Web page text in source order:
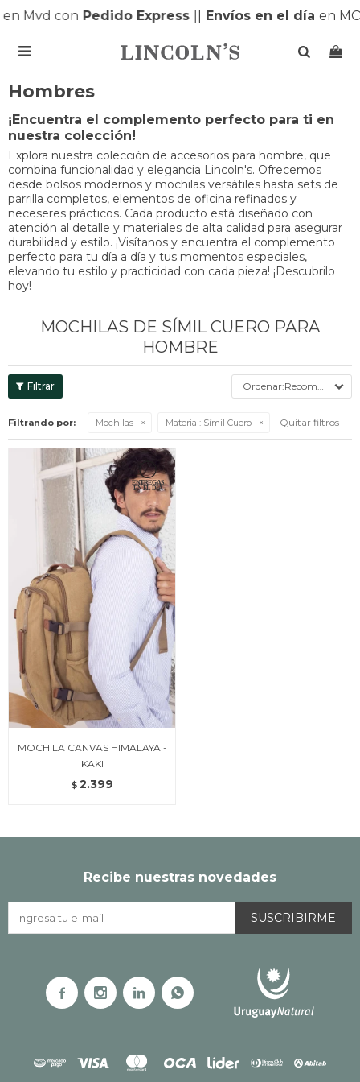
Mvd conPedido Express| Envíos en el díaen

Hombres
¡Encuentra el complemento perfecto para ti en
nuestra colección!
Explora nuestra colección de accesorios para hombre, que
combina funcionalidad y elegancia Lincoln's. Ofrecemos
desde bolsos modernos y mochilas versátiles hasta sets de
parrilla completos, elementos de oficina refinados y
neceseres prácticos. Cada producto está diseñado con
atención al detalle y materiales de alta calidad para asegurar
durabilidad y estilo. ¡Visítanos y encuentra el complemento
perfecto para tu día a día y tus momentos especiales,
elevando tu estilo y practicidad con cada pieza! ¡Descubrilo
hoy!
MOCHILAS DE SÍMIL CUERO PARA
HOMBRE
Recomendados
Filtrando por: Mochilas Material: Símil Cuero Quitar filtros
MOCHILA CANVAS HIMALAYA -
KAKI
$ 2.399
Recibe nuestras novedades
SUSCRIBIRME
   